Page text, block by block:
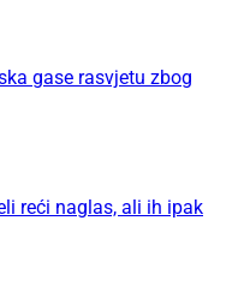
gase rasvjetu zbog
reći naglas, ali ih ipak